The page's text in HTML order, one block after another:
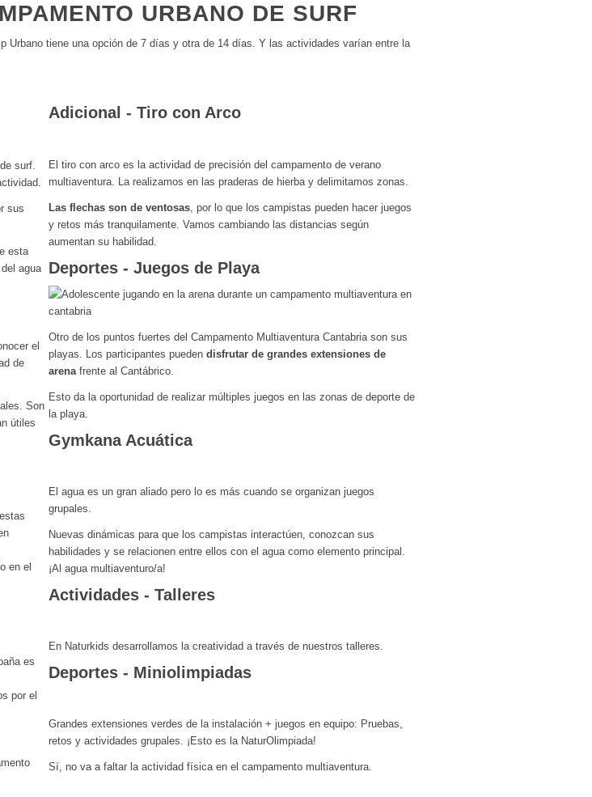
URBANO DE SURF
Urbano tiene una opción de 7 días y otra de 14 días. Y las actividades varían entre la
surf.
sus
esta
agua
el
de
Son
útiles
en el
es
por el
Adicional - Tiro con Arco
El tiro con arco es la actividad de precisión del campamento de verano
multiaventura. La realizamos en las praderas de hierba y delimitamos zonas.
Las flechas son de ventosas , por lo que los campistas pueden hacer juegos
y retos más tranquilamente. Vamos cambiando las distancias según
aumentan su habilidad.
Deportes - Juegos de Playa
Otro de los puntos fuertes del Campamento Multiaventura Cantabria son sus
playas. Los participantes pueden disfrutar de grandes extensiones de
arena frente al Cantábrico.
Esto da la oportunidad de realizar múltiples juegos en las zonas de deporte de
la playa.
Gymkana Acuática
El agua es un gran aliado pero lo es más cuando se organizan juegos
grupales.
Nuevas dinámicas para que los campistas interactúen, conozcan sus
habilidades y se relacionen entre ellos con el agua como elemento principal.
¡Al agua multiaventuro/a!
Actividades - Talleres
En Naturkids desarrollamos la creatividad a través de nuestros talleres.
Deportes - Miniolimpiadas
Grandes extensiones verdes de la instalación + juegos en equipo: Pruebas,
retos y actividades grupales. ¡Esto es la NaturOlimpiada!
Sí, no va a faltar la actividad física en el campamento multiaventura.